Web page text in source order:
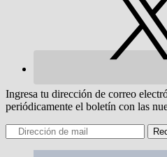
Ingresa tu dirección de correo
periódicamente el boletín con las